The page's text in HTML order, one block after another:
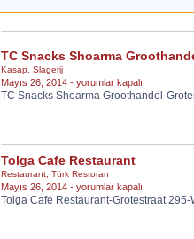
TC Snacks Shoarma
Kasap Slagerij
Mayıs 26, 2014 - TC
Snacks
yorumlar kapalı
TC Snacks Shoarma Groothandel-
Tolga Cafe Restaurant
Restaurant Türk Restoran
Mayıs 26, 2014 - Tolga
Cafe
yorumlar kapalı
Tolga Cafe Restaurant-Grotestraat